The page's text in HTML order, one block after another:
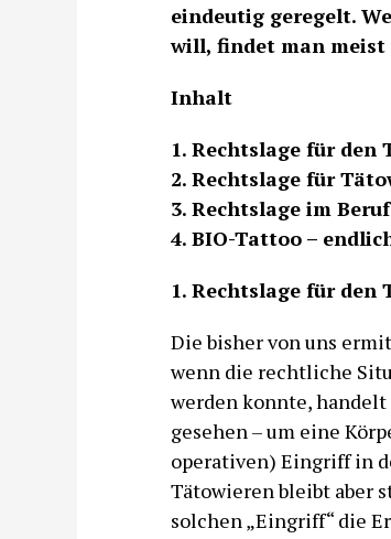
eindeutig geregelt.
will, findet man meist
Inhalt
1. Rechtslage für den
2. Rechtslage für
3. Rechtslage im Beruf
4. BIO-Tattoo –
1. Rechtslage für den
Die bisher von uns
wenn die rechtliche
werden konnte,
gesehen – um eine
operativen) Eingriff in
Tätowieren bleibt aber
solchen „Eingriff“ die